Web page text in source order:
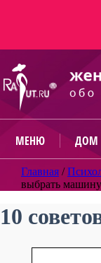
МЕНЮ ДОМ
Главная /
выбрать машину
10